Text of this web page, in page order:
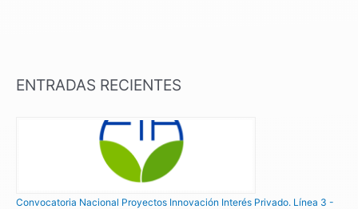
ENTRADAS RECIENTES
Convocatoria Nacional Proyectos Innovación Interés Privado. Línea 3 -